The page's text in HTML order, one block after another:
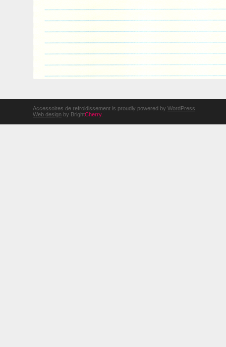
Accessoires de refroidissement is proudly powered by WordPress
Web design by BrightCherry.